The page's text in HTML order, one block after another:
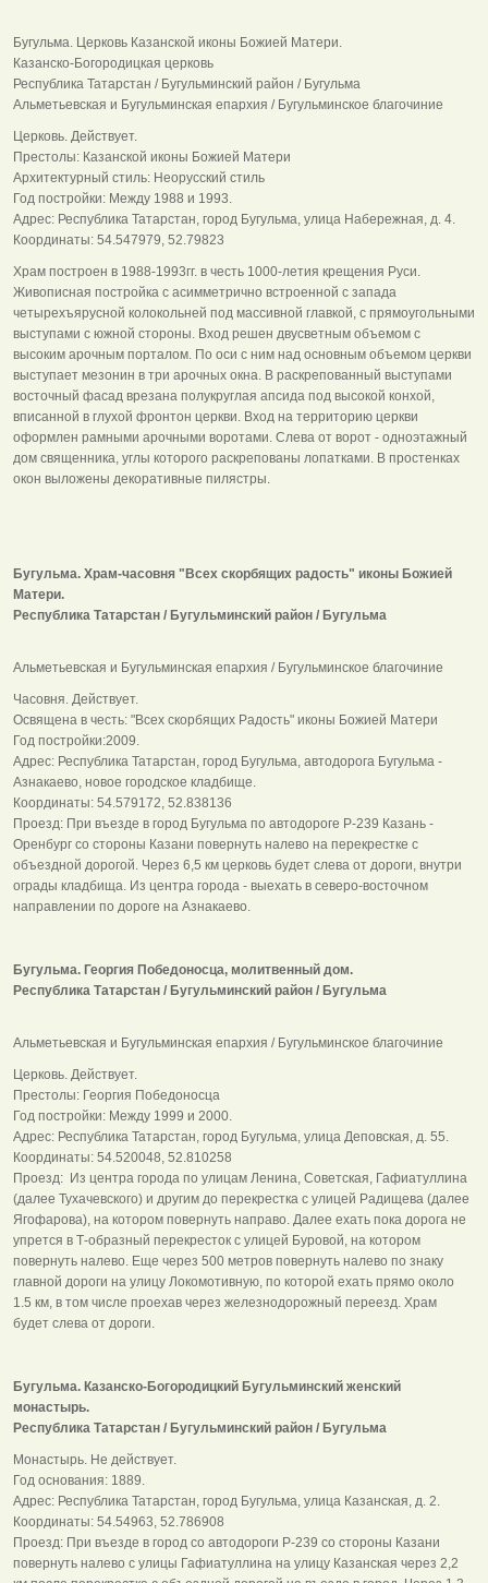
Бугульма. Церковь Казанской иконы Божией Матери.
Казанско-Богородицкая церковь
Республика Татарстан / Бугульминский район / Бугульма
Альметьевская и Бугульминская епархия / Бугульминское благочиние
Церковь. Действует.
Престолы: Казанской иконы Божией Матери
Архитектурный стиль: Неорусский стиль
Год постройки: Между 1988 и 1993.
Адрес: Республика Татарстан, город Бугульма, улица Набережная, д. 4.
Координаты: 54.547979, 52.79823
Храм построен в 1988-1993гг. в честь 1000-летия крещения Руси.
Живописная постройка с асимметрично встроенной с запада
четырехъярусной колокольней под массивной главкой, с прямоугольными
выступами с южной стороны. Вход решен двусветным объемом с
высоким арочным порталом. По оси с ним над основным объемом церкви
выступает мезонин в три арочных окна. В раскрепованный выступами
восточный фасад врезана полукруглая апсида под высокой конхой,
вписанной в глухой фронтон церкви. Вход на территорию церкви
оформлен рамными арочными воротами. Слева от ворот - одноэтажный
дом священника, углы которого раскрепованы лопатками. В простенках
окон выложены декоративные пилястры.
Бугульма. Храм-часовня "Всех скорбящих радость" иконы Божией
Матери.
Республика Татарстан / Бугульминский район / Бугульма
Альметьевская и Бугульминская епархия / Бугульминское благочиние
Часовня. Действует.
Освящена в честь: "Всех скорбящих Радость" иконы Божией Матери
Год постройки:2009.
Адрес: Республика Татарстан, город Бугульма, автодорога Бугульма -
Азнакаево, новое городское кладбище.
Координаты: 54.579172, 52.838136
Проезд: При въезде в город Бугульма по автодороге Р-239 Казань -
Оренбург со стороны Казани повернуть налево на перекрестке с
объездной дорогой. Через 6,5 км церковь будет слева от дороги, внутри
ограды кладбища. Из центра города - выехать в северо-восточном
направлении по дороге на Азнакаево.
Бугульма. Георгия Победоносца, молитвенный дом.
Республика Татарстан / Бугульминский район / Бугульма
Альметьевская и Бугульминская епархия / Бугульминское благочиние
Церковь. Действует.
Престолы: Георгия Победоносца
Год постройки: Между 1999 и 2000.
Адрес: Республика Татарстан, город Бугульма, улица Деповская, д. 55.
Координаты: 54.520048, 52.810258
Проезд: Из центра города по улицам Ленина, Советская, Гафиатуллина
(далее Тухачевского) и другим до перекрестка с улицей Радищева (далее
Ягофарова), на котором повернуть направо. Далее ехать пока дорога не
упрется в Т-образный перекресток с улицей Буровой, на котором
повернуть налево. Еще через 500 метров повернуть налево по знаку
главной дороги на улицу Локомотивную, по которой ехать прямо около
1.5 км, в том числе проехав через железнодорожный переезд. Храм
будет слева от дороги.
Бугульма. Казанско-Богородицкий Бугульминский женский
монастырь.
Республика Татарстан / Бугульминский район / Бугульма
Монастырь. Не действует.
Год основания: 1889.
Адрес: Республика Татарстан, город Бугульма, улица Казанская, д. 2.
Координаты: 54.54963, 52.786908
Проезд: При въезде в город со автодороги Р-239 со стороны Казани
повернуть налево с улицы Гафиатуллина на улицу Казанская через 2,2